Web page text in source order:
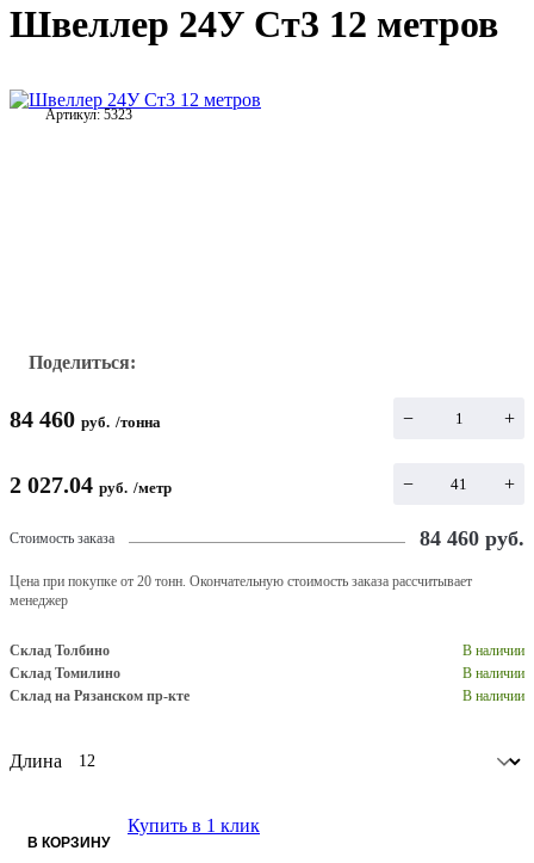
Швеллер 24У Ст3 12 метров
Артикул: 5323
Поделиться:
84 460 руб. /тонна − +
2 027.04 руб. /метр − +
Стоимость заказа 84 460 руб.
Цена при покупке от 20 тонн. Окончательную стоимость заказа рассчитывает
менеджер
Склад Толбино
В наличии
Склад Томилино
В наличии
Склад на Рязанском пр-кте
В наличии
Длина
В КОРЗИНУ
Купить в 1 клик